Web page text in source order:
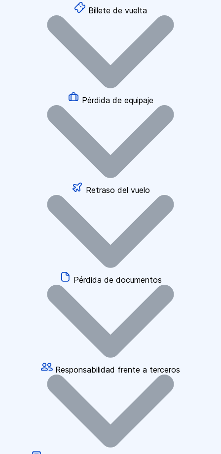
Billete de vuelta
Pérdida de equipaje
Retraso del vuelo
Pérdida de documentos
Responsabilidad frente a terceros